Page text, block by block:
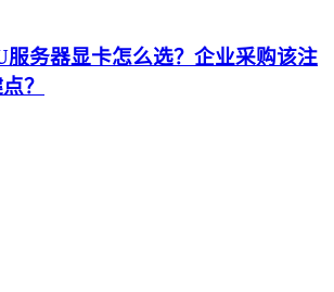
服务器显卡怎么选？企业采购该注
？